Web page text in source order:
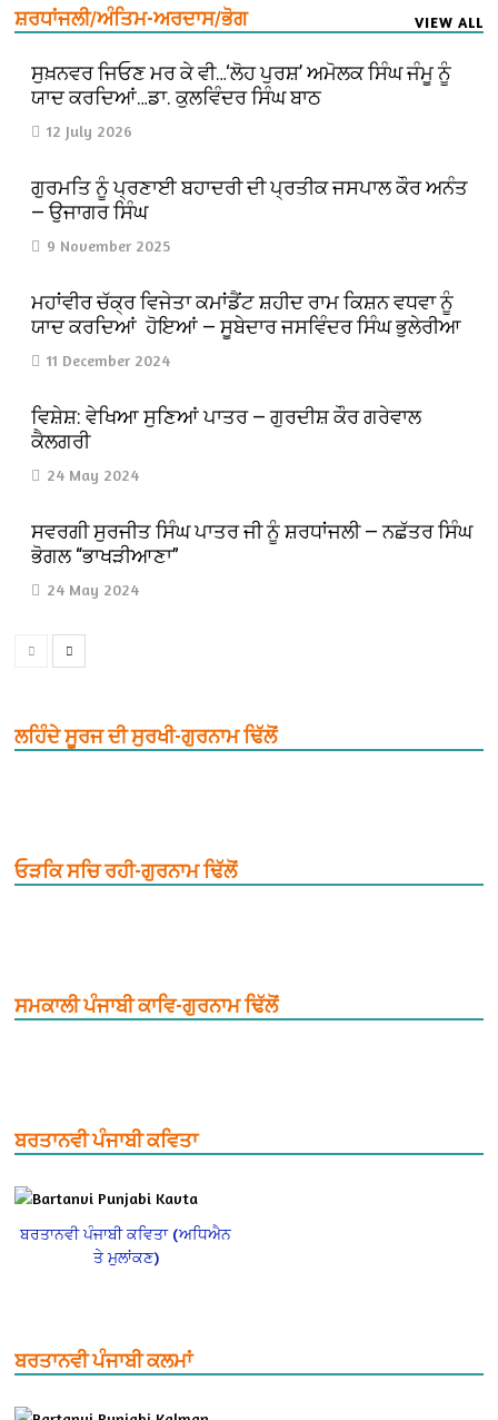
ਸ਼ਰਧਾਂਜਲੀ/ਅੰਤਿਮ-ਅਰਦਾਸ/ਭੋਗ VIEW ALL
ਸੁਖ਼ਨਵਰ ਜਿਓਣ ਮਰ ਕੇ ਵੀ…‘ਲੋਹ ਪੁਰਸ਼’ ਅਮੋਲਕ ਸਿੰਘ ਜੰਮੂ ਨੂੰ
ਯਾਦ ਕਰਦਿਆਂ…ਡਾ. ਕੁਲਵਿੰਦਰ ਸਿੰਘ ਬਾਠ
12 July 2026
ਗੁਰਮਤਿ ਨੂੰ ਪ੍ਰਣਾਈ ਬਹਾਦਰੀ ਦੀ ਪ੍ਰਤੀਕ ਜਸਪਾਲ ਕੌਰ ਅਨੰਤ
— ਉਜਾਗਰ ਸਿੰਘ
9 November 2025
ਮਹਾਂਵੀਰ ਚੱਕ੍ਰ ਵਿਜੇਤਾ ਕਮਾਂਡੈਂਟ ਸ਼ਹੀਦ ਰਾਮ ਕਿਸ਼ਨ ਵਧਵਾ ਨੂੰ
ਯਾਦ ਕਰਦਿਆਂ ਹੋਇਆਂ — ਸੂਬੇਦਾਰ ਜਸਵਿੰਦਰ ਸਿੰਘ ਭੁਲੇਰੀਆ
11 December 2024
ਵਿਸ਼ੇਸ਼: ਵੇਖਿਆ ਸੁਣਿਆਂ ਪਾਤਰ — ਗੁਰਦੀਸ਼ ਕੌਰ ਗਰੇਵਾਲ
ਕੈਲਗਰੀ
24 May 2024
ਸਵਰਗੀ ਸੁਰਜੀਤ ਸਿੰਘ ਪਾਤਰ ਜੀ ਨੂੰ ਸ਼ਰਧਾਂਜਲੀ — ਨਛੱਤਰ ਸਿੰਘ
ਭੋਗਲ “ਭਾਖੜੀਆਣਾ”
24 May 2024
ਲਹਿੰਦੇ ਸੂਰਜ ਦੀ ਸੁਰਖੀ-ਗੁਰਨਾਮ ਢਿੱਲੋਂ
ਓੜਕਿ ਸਚਿ ਰਹੀ-ਗੁਰਨਾਮ ਢਿੱਲੋਂ
ਸਮਕਾਲੀ ਪੰਜਾਬੀ ਕਾਵਿ-ਗੁਰਨਾਮ ਢਿੱਲੋਂ
ਬਰਤਾਨਵੀ ਪੰਜਾਬੀ ਕਵਿਤਾ
ਬਰਤਾਨਵੀ ਪੰਜਾਬੀ ਕਵਿਤਾ (ਅਧਿਐਨ
ਤੇ ਮੁਲਾਂਕਣ)
ਬਰਤਾਨਵੀ ਪੰਜਾਬੀ ਕਲਮਾਂ